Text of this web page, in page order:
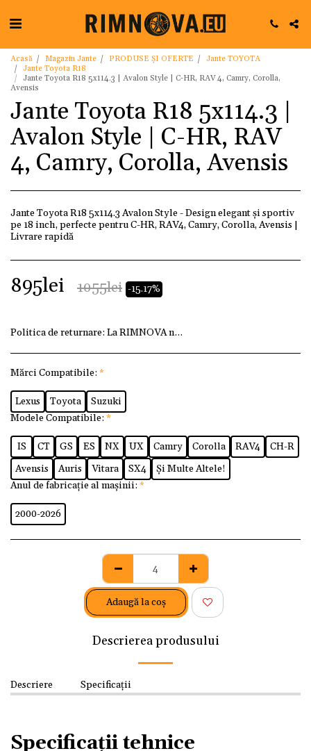
Acasă Magazin Jante PRODUSE ȘI OFERTE
Jante TOYOTA
Jante Toyota R18
Jante Toyota R18 5x114.3 | Avalon Style | C-HR, RAV 4, Camry, Corolla,
Avensis
Jante Toyota R18 5x114.3 |
Avalon Style | C-HR, RAV
4, Camry, Corolla, Avensis
Jante Toyota R18 5x114.3 Avalon Style - Design elegant și sportiv
pe 18 inch, perfecte pentru C-HR, RAV4, Camry, Corolla, Avensis |
Livrare rapidă
895lei 1055lei -15.17%
Politica de returnare: La RIMNOVA ne dorim ca fiecare
Mărci Compatibile: *
Lexus Toyota
Suzuki
Modele Compatibile: *
IS CT GS ES NX UX Camry Corolla RAV4
CH-R
Avensis
Auris Vitara SX4
Și Multe Altele!
Anul de fabricație al mașinii: *
2000-2026
Adaugă la coş
Descrierea produsului
Descriere Specificații
Specificații tehnice